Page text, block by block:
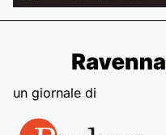
un giornale di